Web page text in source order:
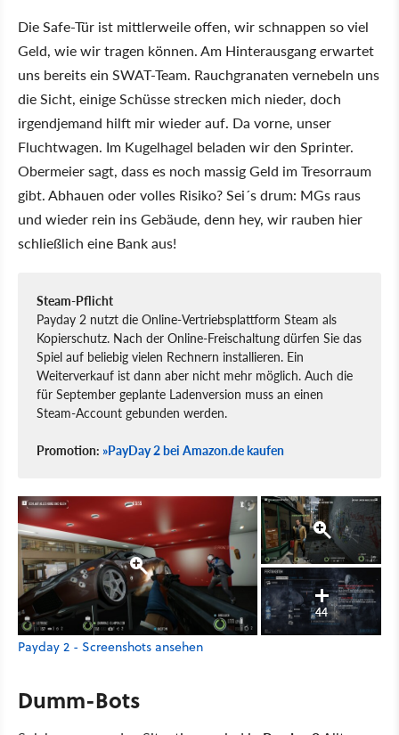
Die Safe-Tür ist mittlerweile offen, wir schnappen so viel
Geld, wie wir tragen können. Am Hinterausgang erwartet
uns bereits ein SWAT-Team. Rauchgranaten vernebeln uns
die Sicht, einige Schüsse strecken mich nieder, doch
irgendjemand hilft mir wieder auf. Da vorne, unser
Fluchtwagen. Im Kugelhagel beladen wir den Sprinter.
Obermeier sagt, dass es noch massig Geld im Tresorraum
gibt. Abhauen oder volles Risiko? Sei´s drum: MGs raus
und wieder rein ins Gebäude, denn hey, wir rauben hier
schließlich eine Bank aus!
Steam-Pflicht
Payday 2 nutzt die Online-Vertriebsplattform Steam als
Kopierschutz. Nach der Online-Freischaltung dürfen Sie das
Spiel auf beliebig vielen Rechnern installieren. Ein
Weiterverkauf ist dann aber nicht mehr möglich. Auch die
für September geplante Ladenversion muss an einen
Steam-Account gebunden werden.
Promotion: »PayDay 2 bei Amazon.de kaufen
44
Payday 2 - Screenshots ansehen
Dumm-Bots